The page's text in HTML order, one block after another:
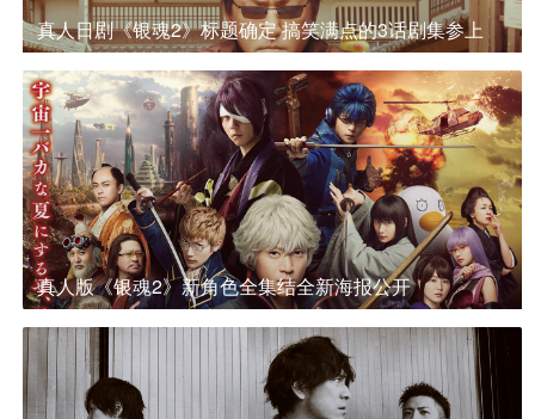
真人日剧《银魂2》标题确定 搞笑满点的3话剧集参上
真人版《银魂2》新角色全集结全新海报公开